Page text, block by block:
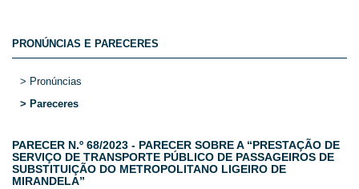
PRONÚNCIAS E PARECERES
> Pronúncias
> Pareceres
PARECER N.º 68/2023 - PARECER SOBRE A “PRESTAÇÃO DE
SERVIÇO DE TRANSPORTE PÚBLICO DE PASSAGEIROS DE
SUBSTITUIÇÃO DO METROPOLITANO LIGEIRO DE
MIRANDELA”